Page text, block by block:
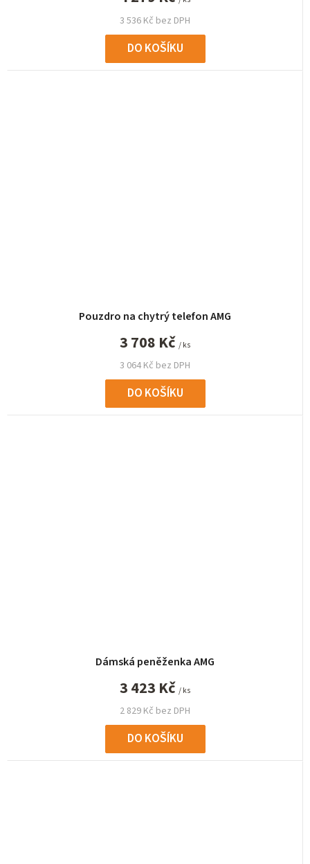
3 536 Kč bez DPH
DO KOŠÍKU
Pouzdro na chytrý telefon AMG
3 064 Kč bez DPH
3 708 Kč / ks
DO KOŠÍKU
Dámská peněženka AMG
2 829 Kč bez DPH
3 423 Kč / ks
DO KOŠÍKU